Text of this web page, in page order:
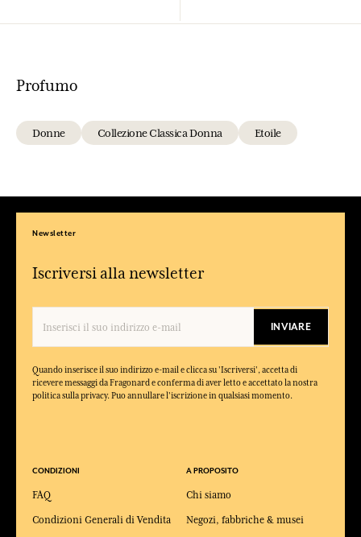
Profumo
Donne Collezione Classica Donna Etoile
Newsletter
Iscriversi alla newsletter
INVIARE
Quando inserisce il suo indirizzo e-mail e clicca su 'Iscriversi', accetta di
ricevere messaggi da Fragonard e conferma di aver letto e accettato la nostra
politica sulla privacy. Puo annullare l'iscrizione in qualsiasi momento.
CONDIZIONI
FAQ
Condizioni Generali di Vendita
A PROPOSITO
Chi siamo
Negozi, fabbriche & musei